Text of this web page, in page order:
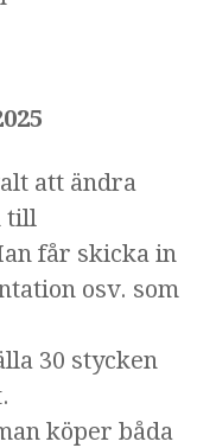
att ändra
till
får skicka in
osv. som
30 stycken
köper båda